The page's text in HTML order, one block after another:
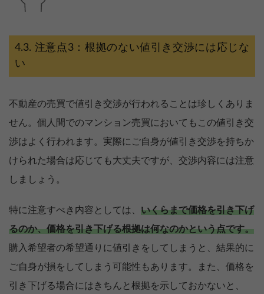
注意点3：根拠のない値引き交渉には応じな
い
不動産の売買で値引き交渉が行われることは珍しくありま
せん。個人間でのマンション売買においてもこの値引き交
渉はよく行われます。実際にご自身が値引き交渉を持ちか
けられた場合は応じても大丈夫ですが、交渉内容には注意
しましょう。
特に注意すべき内容としては、 いくらまで価格を引き下げ
るのか、価格を引き下げる根拠は何なのかという点です。
購入希望者の希望通りに値引きをしてしまうと、結果的に
ご自身が損をしてしまう可能性もあります。また、価格を
引き下げる場合にはきちんと根拠を示しておかないと、